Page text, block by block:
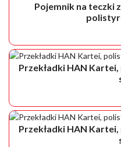
Pojemnik na teczki
Przekładki HAN
Przekładki HAN